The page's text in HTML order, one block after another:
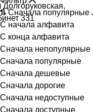
331
Сначала популярные
С начала алфавита
С конца алфавита
Сначала непопулярные
Сначала популярные
Сначала дешевые
Сначала дорогие
Сначала недоступные
Сначала доступные